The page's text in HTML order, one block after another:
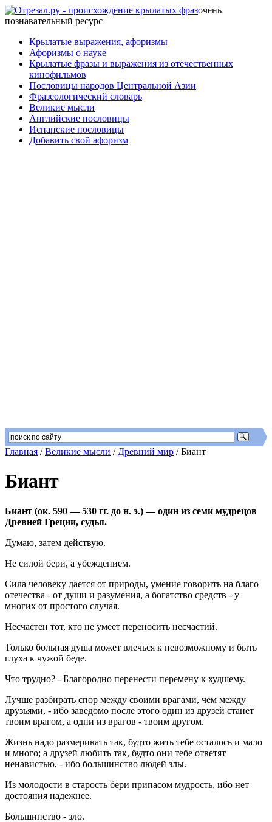
очень
познавательный ресурс
Крылатые выражения, афоризмы
Афоризмы о науке
Крылатые фразы и выражения из отечественных
кинофильмов
Пословицы народов Центральной Азии
Фразеологический словарь
Великие мысли
Английские пословицы
Испанские пословицы
Добавить свой афоризм
Главная /Великие мысли / Древний мир /Биант
Биант
Биант (ок. 590 — 530 гг. до н. э.) — один из семи мудрецов
Древней Греции, судья.
Думаю, затем действую.
Не силой бери, а убеждением.
Сила человеку дается от природы, умение говорить на благо
отечества - от души и разумения, а богатство средств - у
многих от простого случая.
Несчастен тот, кто не умеет переносить несчастий.
Только больная душа может влечься к невозможному и быть
глуха к чужой беде.
Что трудно? - Благородно перенести перемену к худшему.
Лучше разбирать спор между своими врагами, чем между
друзьями, - ибо заведомо после этого один из друзей станет
твоим врагом, а одни из врагов - твоим другом.
Жизнь надо размеривать так, будто жить тебе осталось и мало
и много; а друзей любить так, будто они тебе ответят
ненавистью, - ибо большинство людей злы.
Из молодости в старость бери припасом мудрость, ибо нет
достояния надежнее.
Большинство - зло.